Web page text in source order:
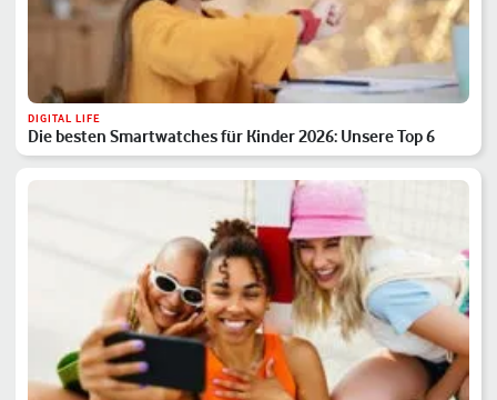
DIGITAL LIFE
Die besten Smartwatches für Kinder 2026: Unsere Top 6